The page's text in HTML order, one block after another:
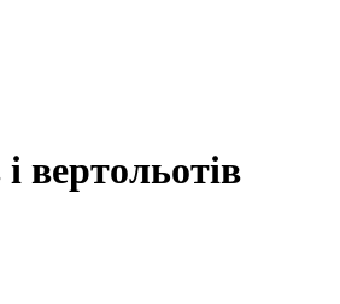
вертольотів